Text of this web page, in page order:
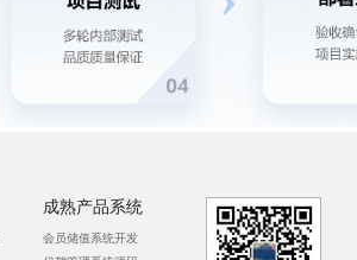
成熟产品系统
会员储值系统开发